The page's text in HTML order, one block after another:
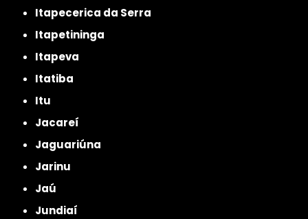
Itapecerica da Serra
Itapetininga
Itapeva
Itatiba
Itu
Jacareí
Jaguariúna
Jarinu
Jaú
Jundiaí